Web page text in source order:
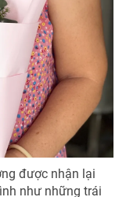
có sự chấp
phát hành lại
được nhận lại
như những trái